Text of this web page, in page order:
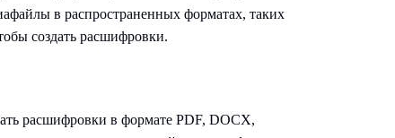
в распространенных форматах, таких
создать расшифровки.
расшифровки в формате PDF, DOCX,